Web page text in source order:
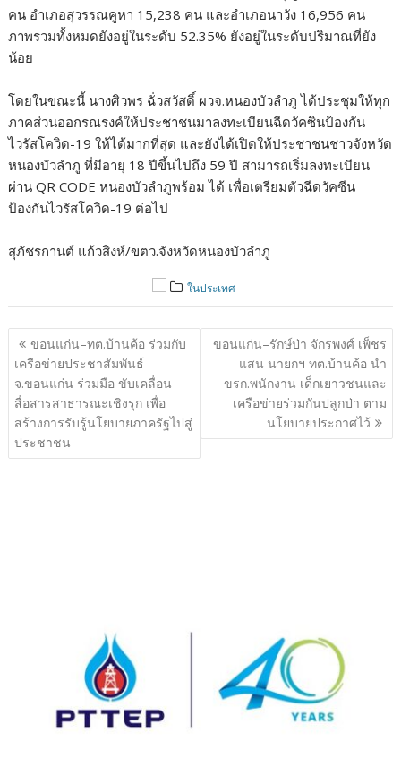
คน อำเภอสุวรรณคูหา 15,238 คน และอำเภอนาวัง 16,956 คน
ภาพรวมทั้งหมดยังอยู่ในระดับ 52.35% ยังอยู่ในระดับปริมาณที่ยัง
น้อย
โดยในขณะนี้ นางศิวพร ฉั่วสวัสดิ์ ผวจ.หนองบัวลำภู ได้ประชุมให้ทุก
ภาคส่วนออกรณรงค์ให้ประชาชนมาลงทะเบียนฉีดวัคซินป้องกัน
ไวรัสโควิด-19 ให้ได้มากที่สุด และยังได้เปิดให้ประชาชนชาวจังหวัด
หนองบัวลำภู ที่มีอายุ 18 ปีขึ้นไปถึง 59 ปี สามารถเริ่มลงทะเบียน
ผ่าน QR CODE หนองบัวลำภูพร้อม ได้ เพื่อเตรียมตัวฉีดวัคซีน
ป้องกันไวรัสโควิด-19 ต่อไป
สุภัชรกานต์ แก้วสิงห์/ขตว.จังหวัดหนองบัวลำภู
ในประเทศ
แนะแนว
เรื่อง
ขอนแก่น–ทต.บ้านค้อ ร่วมกับ
เครือข่ายประชาสัมพันธ์
จ.ขอนแก่น ร่วมมือ ขับเคลื่อน
สื่อสารสาธารณะเชิงรุก เพื่อ
สร้างการรับรู้นโยบายภาครัฐไปสู่
ประชาชน
ขอนแก่น–รักษ์ป่า จักรพงศ์ เพ็ชร
แสน นายกฯ ทต.บ้านค้อ นำ
ขรก.พนักงาน เด็กเยาวชนและ
เครือข่ายร่วมกันปลูกป่า ตาม
นโยบายประกาศไว้